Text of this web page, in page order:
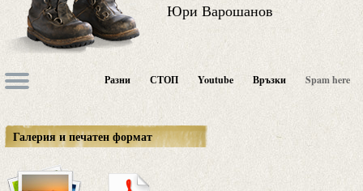
Юри Варошанов
Разни СТОП Youtube Връзки Spam here
Галерия и печатен формат